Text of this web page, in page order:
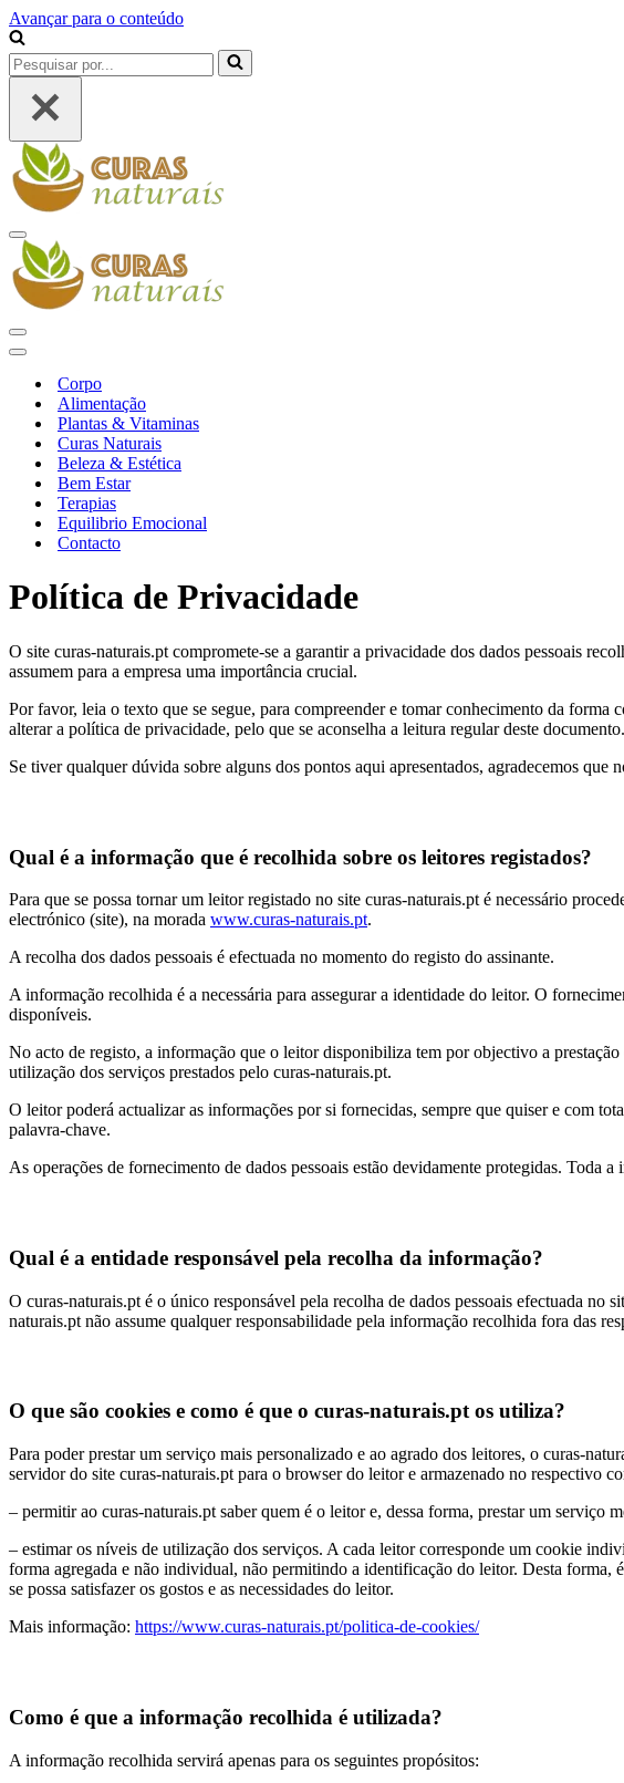
Avançar para o conteúdo
Pesquisar
por...
Menu
de
navegação
Menu
de
Menu
navegação
Corpo
Alimentação
Plantas & Vitaminas
Curas Naturais
Beleza & Estética
Bem Estar
Terapias
Equilibrio Emocional
Contacto
Política de Privacidade
O site curas-naturais.pt compromete-se a garantir a privacidade dos dados pessoais
assumem para a empresa uma importância crucial.
Por favor, leia o texto que se segue, para compreender e tomar conhecimento da
alterar a política de privacidade, pelo que se aconselha a leitura regular deste
Se tiver qualquer dúvida sobre alguns dos pontos aqui apresentados, agradecemos que
Qual é a informação que é recolhida sobre os leitores registados?
Para que se possa tornar um leitor registado no site curas-naturais.pt é necessário
electrónico (site), na morada www.curas-naturais.pt.
A recolha dos dados pessoais é efectuada no momento do registo do assinante.
A informação recolhida é a necessária para assegurar a identidade do leitor. O
disponíveis.
No acto de registo, a informação que o leitor disponibiliza tem por objectivo a
utilização dos serviços prestados pelo curas-naturais.pt.
O leitor poderá actualizar as informações por si fornecidas, sempre que quiser e com
palavra-chave.
As operações de fornecimento de dados pessoais estão devidamente protegidas. Toda
Qual é a entidade responsável pela recolha da informação?
O curas-naturais.pt é o único responsável pela recolha de dados pessoais efectuada
naturais.pt não assume qualquer responsabilidade pela informação recolhida fora das
O que são cookies e como é que o curas-naturais.pt os utiliza?
Para poder prestar um serviço mais personalizado e ao agrado dos leitores, o curas-
servidor do site curas-naturais.pt para o browser do leitor e armazenado no respectivo
– permitir ao curas-naturais.pt saber quem é o leitor e, dessa forma, prestar um serviço
– estimar os níveis de utilização dos serviços. A cada leitor corresponde um cookie
forma agregada e não individual, não permitindo a identificação do leitor. Desta forma,
se possa satisfazer os gostos e as necessidades do leitor.
Mais informação: https://www.curas-naturais.pt/politica-de-cookies/
Como é que a informação recolhida é utilizada?
A informação recolhida servirá apenas para os seguintes propósitos: